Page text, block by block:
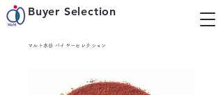
Buyer Selection
マルト水谷 バイヤーセレクション